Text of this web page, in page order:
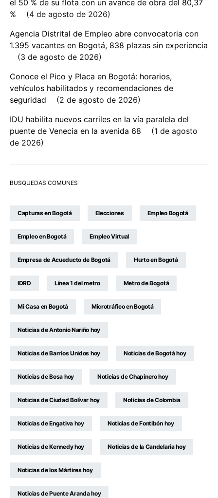
el 50 % de su flota con un avance de obra del 80,37
%
4 de agosto de 2026
Agencia Distrital de Empleo abre convocatoria con
1.395 vacantes en Bogotá, 838 plazas sin experiencia
3 de agosto de 2026
Conoce el Pico y Placa en Bogotá: horarios,
vehículos habilitados y recomendaciones de
seguridad
2 de agosto de 2026
IDU habilita nuevos carriles en la vía paralela del
puente de Venecia en la avenida 68
1 de agosto
de 2026
BUSQUEDAS COMUNES
Capturas en Bogotá Elecciones Empleo Bogotá
Empleo en Bogotá Empleo Virtual
Empresa de Acueducto de Bogotá Hurto en Bogotá
IDRD Línea 1 del metro Metro de Bogotá
Mi Casa en Bogotá Microtráfico en Bogotá
Noticias de Antonio Nariño hoy
Noticias de Barrios Unidos hoy Noticias de Bogotá hoy
Noticias de Bosa hoy Noticias de Chapinero hoy
Noticias de Ciudad Bolívar hoy Noticias de Colombia
Noticias de Engativa hoy Noticias de Fontibón hoy
Noticias de Kennedy hoy Noticias de la Candelaria hoy
Noticias de los Mártires hoy
Noticias de Puente Aranda hoy